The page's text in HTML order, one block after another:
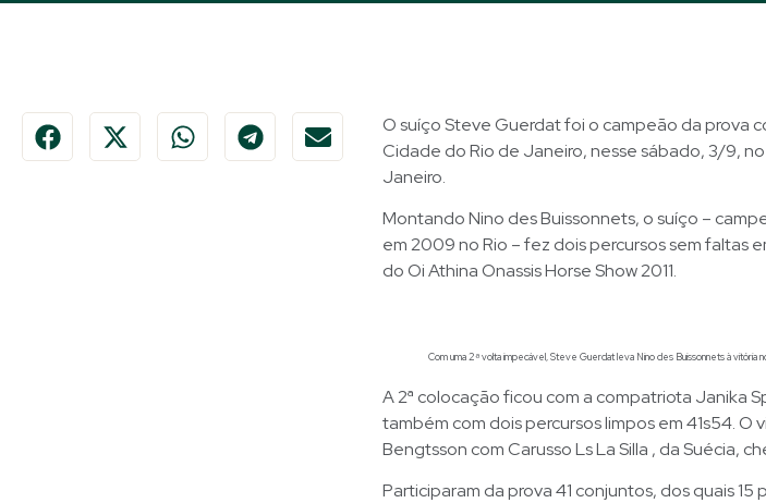
O suíço Steve Guerdat foi o campeão da prova
Cidade do Rio de Janeiro, nesse sábado, 3/9,
Janeiro.
Montando Nino des Buissonnets, o suíço –
em 2009 no Rio – fez dois percursos sem faltas
do Oi Athina Onassis Horse Show 2011.
Com uma 2ª volta impecável, Steve Guerdat leva Nino des Buissonnets à
A 2ª colocação ficou com a compatriota Janika
também com dois percursos limpos em 41s54.
Bengtsson com Carusso Ls La Silla , da Suécia,
Participaram da prova 41 conjuntos, dos quais 15